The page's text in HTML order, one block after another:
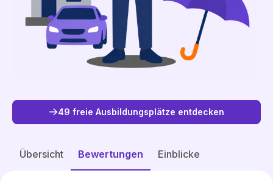
49 freie Ausbildungsplätze entdecken
Übersicht Bewertungen Einblicke
Freie Plätze entdecken